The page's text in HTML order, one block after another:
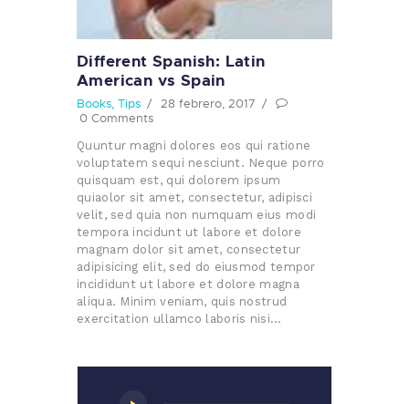
Different Spanish: Latin
American vs Spain
Books Tips
28 febrero, 2017
0 Comments
Quuntur magni dolores eos qui ratione
voluptatem sequi nesciunt. Neque porro
quisquam est, qui dolorem ipsum
quiaolor sit amet, consectetur, adipisci
velit, sed quia non numquam eius modi
tempora incidunt ut labore et dolore
magnam dolor sit amet, consectetur
adipisicing elit, sed do eiusmod tempor
incididunt ut labore et dolore magna
aliqua. Minim veniam, quis nostrud
exercitation ullamco laboris nisi…
Reproductor